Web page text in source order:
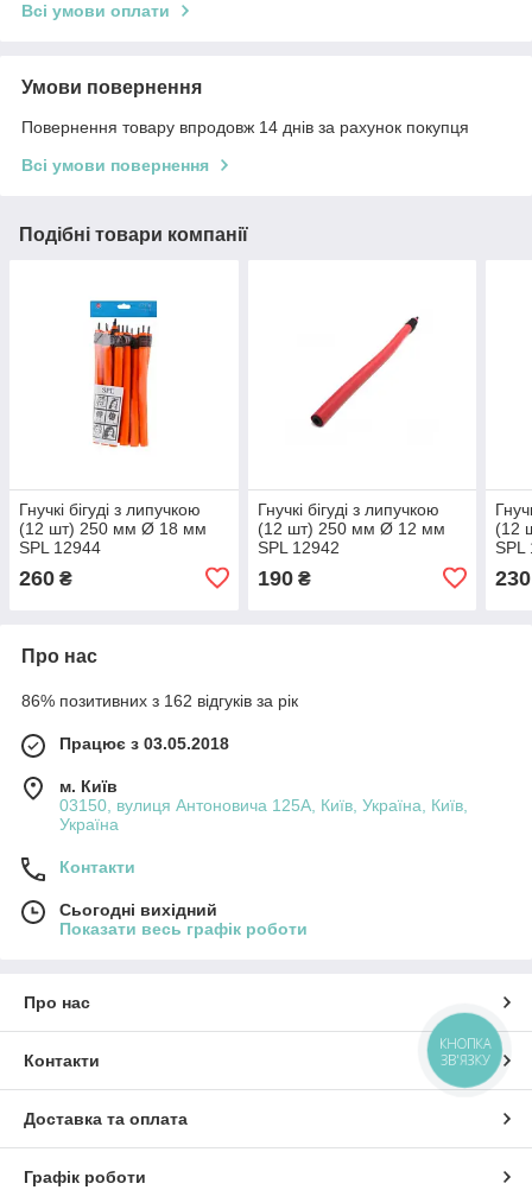
Всі умови оплати
Умови повернення
Повернення товару впродовж 14 днів за рахунок покупця
Всі умови повернення
Подібні товари компанії
Гнучкі бігуді з липучкою
(12 шт) 250 мм Ø 18 мм
SPL 12944
260 ₴
Гнучкі бігуді з липучкою
(12 шт) 250 мм Ø 12 мм
SPL 12942
190₴
(12
SPL
230
Про нас
86% позитивних з 162 відгуків за рік
Працює з 03.05.2018
м. Київ
03150, вулиця Антоновича 125А, Київ, Україна, Київ,
Україна
Контакти
Сьогодні вихідний
Показати весь графік роботи
Про нас
Контакти
Доставка та оплата
Графік роботи
КНОПКА
ЗВ'ЯЗКУ